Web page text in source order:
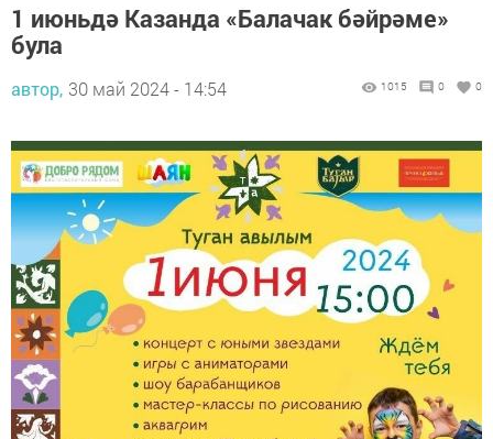
1 июньдә Казанда «Балачак бәйрәме»
була
автор, 30 май 2024 - 14:54 1015 0 0